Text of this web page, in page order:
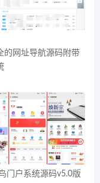
的网址导航源码附带
门户系统源码v5.0版